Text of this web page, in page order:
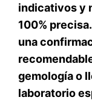
indicativos y
100% precisa
una
gemología o
laboratorio